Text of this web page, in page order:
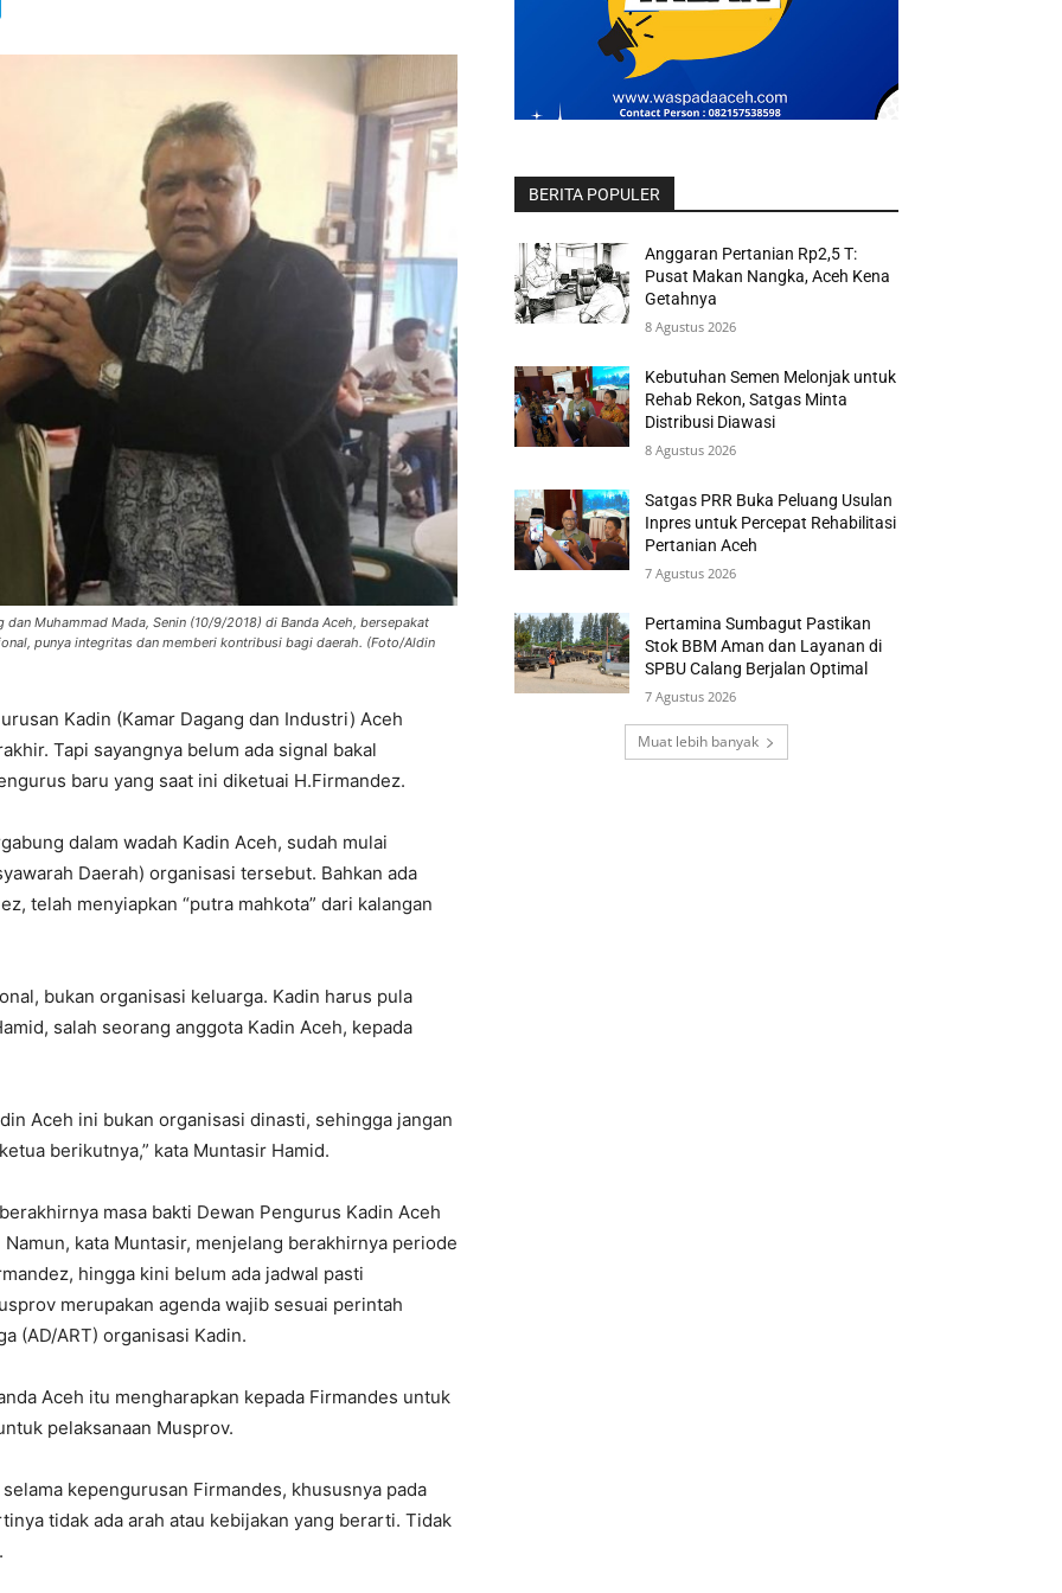
Muhammad Mada, Senin (10/9/2018) di Banda Aceh, bersepakat
punya integritas dan memberi kontribusi bagi daerah. (Foto/Aldin
Kadin (Kamar Dagang dan Industri) Aceh
Tapi sayangnya belum ada signal bakal
baru yang saat ini diketuai H.Firmandez.
dalam wadah Kadin Aceh, sudah mulai
Daerah) organisasi tersebut. Bahkan ada
telah menyiapkan “putra mahkota” dari kalangan
bukan organisasi keluarga. Kadin harus pula
salah seorang anggota Kadin Aceh, kepada
Aceh ini bukan organisasi dinasti, sehingga jangan
berikutnya,” kata Muntasir Hamid.
masa bakti Dewan Pengurus Kadin Aceh
kata Muntasir, menjelang berakhirnya periode
hingga kini belum ada jadwal pasti
merupakan agenda wajib sesuai perintah
(AD/ART) organisasi Kadin.
Aceh itu mengharapkan kepada Firmandes untuk
pelaksanaan Musprov.
kepengurusan Firmandes, khususnya pada
tidak ada arah atau kebijakan yang berarti. Tidak
BERITA POPULER
Anggaran Pertanian Rp2,5 T:
Pusat Makan Nangka, Aceh Kena
Getahnya
8 Agustus 2026
Kebutuhan Semen Melonjak untuk
Rehab Rekon, Satgas Minta
Distribusi Diawasi
8 Agustus 2026
Satgas PRR Buka Peluang Usulan
Inpres untuk Percepat Rehabilitasi
Pertanian Aceh
7 Agustus 2026
Pertamina Sumbagut Pastikan
Stok BBM Aman dan Layanan di
SPBU Calang Berjalan Optimal
7 Agustus 2026
Muat lebih banyak